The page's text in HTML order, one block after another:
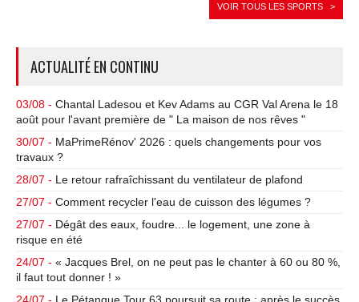
VOIR TOUS LES SPORTS >
ACTUALITÉ EN CONTINU
03/08 - Chantal Ladesou et Kev Adams au CGR Val Arena le 18
août pour l'avant première de " La maison de nos rêves "
30/07 - MaPrimeRénov' 2026 : quels changements pour vos
travaux ?
28/07 - Le retour rafraîchissant du ventilateur de plafond
27/07 - Comment recycler l'eau de cuisson des légumes ?
27/07 - Dégât des eaux, foudre... le logement, une zone à
risque en été
24/07 - « Jacques Brel, on ne peut pas le chanter à 60 ou 80 %,
il faut tout donner ! »
24/07 - Le Pétanque Tour 63 poursuit sa route : après le succès